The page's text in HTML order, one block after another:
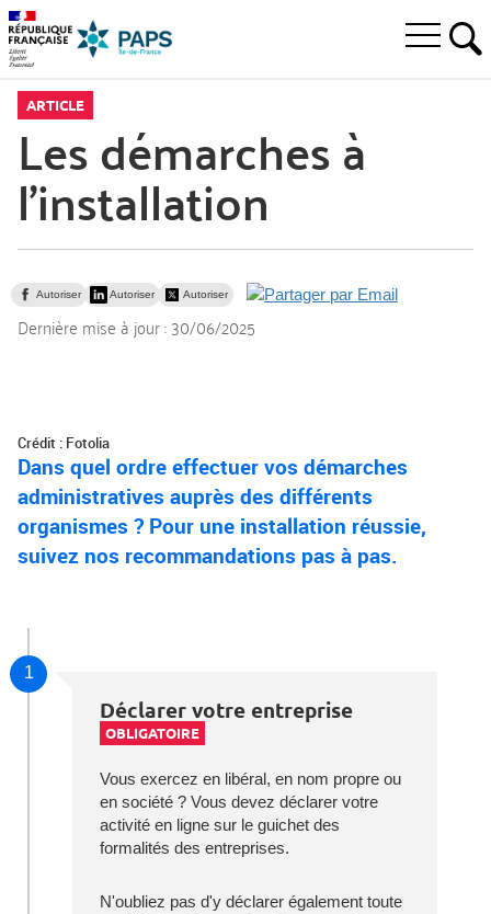
Aller
la
Aller
au
menu
Aller
au
contenu
Ouvrir
ARTICLE
Les démarches à
l’installation
Autoriser Autoriser Autoriser
Dernière mise à jour :30/06/2025
Crédit : Fotolia
Dans quel ordre effectuer vos démarches
administratives auprès des différents
organismes ? Pour une installation réussie,
suivez nos recommandations pas à pas.
1
Déclarer votre entreprise
OBLIGATOIRE
Vous exercez en libéral, en nom propre ou
en société ? Vous devez déclarer votre
activité en ligne sur le guichet des
formalités des entreprises.
N'oubliez pas d'y déclarer également toute